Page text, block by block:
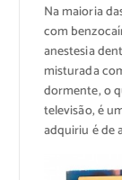
Na maioria
com
anestesia
misturada
dormente, o
televisão, é
adquiriu é de